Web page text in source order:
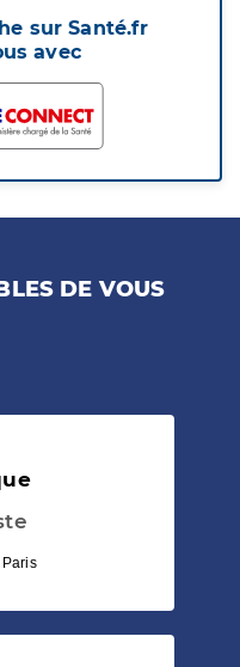
sur Santé.fr
avec
DE VOUS